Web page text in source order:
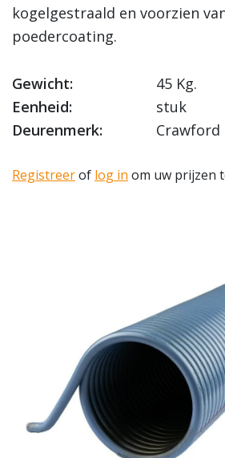
kogelgestraald en voorzien
poedercoating.
Gewicht:
45 Kg.
Eenheid:
stuk
Deurenmerk:
Crawford
Registreerof log in om uw prijzen